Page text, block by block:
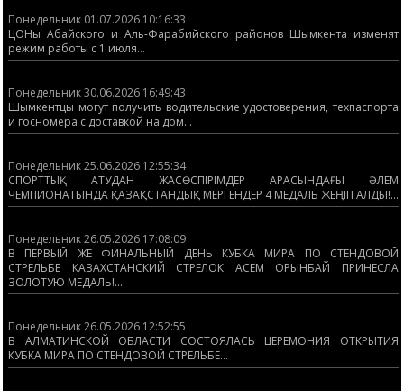
Понедельник 01.07.2026 10:16:33
ЦОНы Абайского и Аль-Фарабийского районов Шымкента изменят
режим работы с 1 июля...
Понедельник 30.06.2026 16:49:43
Шымкентцы могут получить водительские удостоверения, техпаспорта
и госномера с доставкой на дом...
Понедельник 25.06.2026 12:55:34
СПОРТТЫҚ АТУДАН ЖАСӨСПІРІМДЕР АРАСЫНДАҒЫ ӘЛЕМ
ЧЕМПИОНАТЫНДА ҚАЗАҚСТАНДЫҚ МЕРГЕНДЕР 4 МЕДАЛЬ ЖЕҢІП АЛДЫ!...
Понедельник 26.05.2026 17:08:09
В ПЕРВЫЙ ЖЕ ФИНАЛЬНЫЙ ДЕНЬ КУБКА МИРА ПО СТЕНДОВОЙ
СТРЕЛЬБЕ КАЗАХСТАНСКИЙ СТРЕЛОК АСЕМ ОРЫНБАЙ ПРИНЕСЛА
ЗОЛОТУЮ МЕДАЛЬ!...
Понедельник 26.05.2026 12:52:55
В АЛМАТИНСКОЙ ОБЛАСТИ СОСТОЯЛАСЬ ЦЕРЕМОНИЯ ОТКРЫТИЯ
КУБКА МИРА ПО СТЕНДОВОЙ СТРЕЛЬБЕ...